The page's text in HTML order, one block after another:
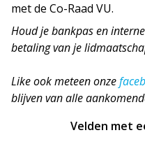
met de Co-Raad VU.
Houd je bankpas en
betaling van je
Like ook meteen onze
blijven van alle
Velden met